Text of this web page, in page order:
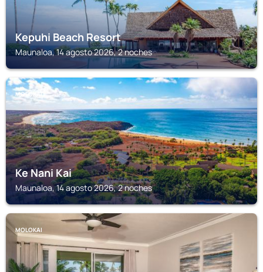
Kepuhi Beach Resort
Maunaloa, 14 agosto 2026, 2 noches
MOLOKAI
Ke Nani Kai
Maunaloa, 14 agosto 2026, 2 noches
MOLOKAI